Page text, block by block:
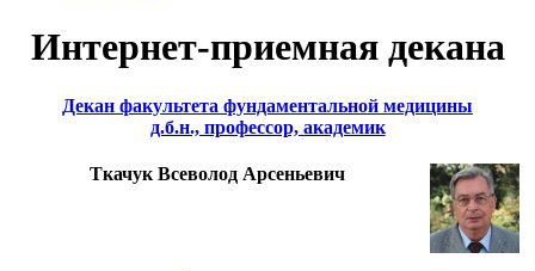
Интернет-приемная декана
Декан факультета фундаментальной медицины
д.б.н., профессор, академик
Ткачук Всеволод Арсеньевич